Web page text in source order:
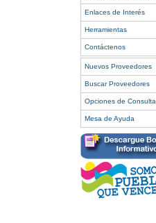
Enlaces de Interés
Herramientas
Contáctenos
Nuevos Proveedores
Buscar Proveedores
Opciones de Consulta
Mesa de Ayuda